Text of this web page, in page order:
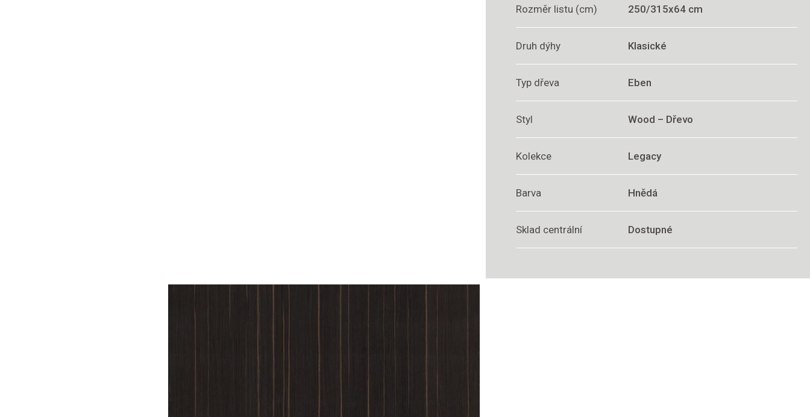
Rozměr listu (cm) 250/315x64 cm
Druh dýhy Klasické
Typ dřeva Eben
Styl Wood – Dřevo
Kolekce Legacy
Barva Hnědá
Sklad centrální Dostupné